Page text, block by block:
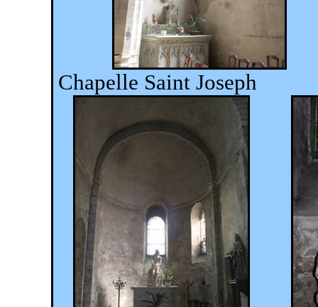
Chapelle Saint Joseph